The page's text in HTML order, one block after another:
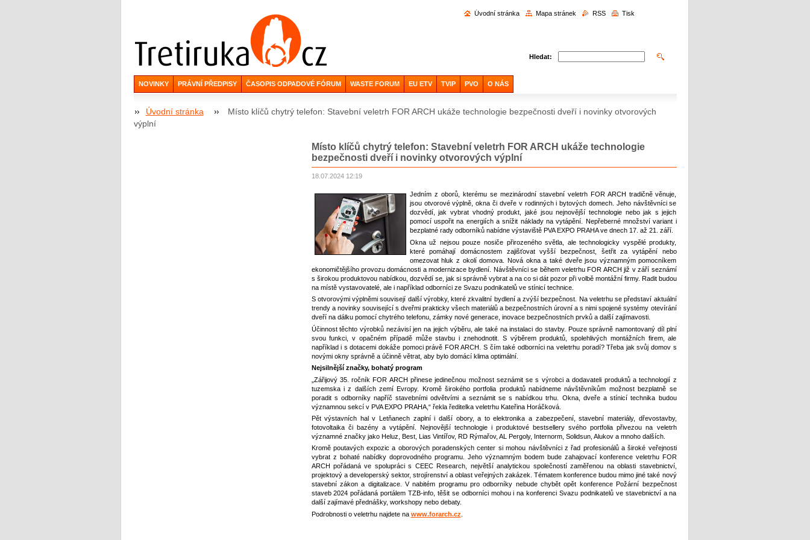
Hledat:
Úvodní stránka Mapa stránek RSS Tisk
NOVINKY PRÁVNÍ PŘEDPISY ČASOPIS ODPADOVÉ FÓRUM WASTE FORUM EU ETV TVIP PVO O NÁS
Úvodní stránka
Místo klíčů chytrý telefon: Stavební veletrh FOR ARCH ukáže technologie bezpečnosti dveří i novinky otvorových
výplní
Místo klíčů chytrý telefon: Stavební veletrh FOR ARCH ukáže technologie
bezpečnosti dveří i novinky otvorových výplní
18.07.2024 12:19
Jedním z oborů, kterému se mezinárodní stavební veletrh FOR ARCH tradičně věnuje,
jsou otvorové výplně, okna či dveře v rodinných i bytových domech. Jeho návštěvníci se
dozvědí, jak vybrat vhodný produkt, jaké jsou nejnovější technologie nebo jak s jejich
pomocí uspořit na energiích a snížit náklady na vytápění. Nepřeberné množství variant i
bezplatné rady odborníků nabídne výstaviště PVA EXPO PRAHA ve dnech 17. až 21. září.
Okna už nejsou pouze nosiče přirozeného světla, ale technologicky vyspělé produkty,
které pomáhají domácnostem zajišťovat vyšší bezpečnost, šetřit za vytápění nebo
omezovat hluk z okolí domova. Nová okna a také dveře jsou významným pomocníkem
ekonomičtějšího provozu domácnosti a modernizace bydlení. Návštěvníci se během veletrhu FOR ARCH již v září seznámí
s širokou produktovou nabídkou, dozvědí se, jak si správně vybrat a na co si dát pozor při volbě montážní firmy. Radit budou
na místě vystavovatelé, ale i například odborníci ze Svazu podnikatelů ve stínicí technice.
S otvorovými výplněmi souvisejí další výrobky, které zkvalitní bydlení a zvýší bezpečnost. Na veletrhu se představí aktuální
trendy a novinky související s dveřmi prakticky všech materiálů a bezpečnostních úrovní a s nimi spojené systémy otevírání
dveří na dálku pomocí chytrého telefonu, zámky nové generace, inovace bezpečnostních prvků a další zajímavosti.
Účinnost těchto výrobků nezávisí jen na jejich výběru, ale také na instalaci do stavby. Pouze správně namontovaný díl plní
svou funkci, v opačném případě může stavbu i znehodnotit. S výběrem produktů, spolehlivých montážních firem, ale
například i s dotacemi dokáže pomoci právě FOR ARCH. S čím také odborníci na veletrhu poradí? Třeba jak svůj domov s
novými okny správně a účinně větrat, aby bylo domácí klima optimální.
Nejsilnější značky, bohatý program
„Zářijový 35. ročník FOR ARCH přinese jedinečnou možnost seznámit se s výrobci a dodavateli produktů a technologií z
tuzemska i z dalších zemí Evropy. Kromě širokého portfolia produktů nabídneme návštěvníkům možnost bezplatně se
poradit s odborníky napříč stavebními odvětvími a seznámit se s nabídkou trhu. Okna, dveře a stínicí technika budou
významnou sekcí v PVA EXPO PRAHA,“ řekla ředitelka veletrhu Kateřina Horáčková.
Pět výstavních hal v Letňanech zaplní i další obory, a to elektronika a zabezpečení, stavební materiály, dřevostavby,
fotovoltaika či bazény a vytápění. Nejnovější technologie i produktové bestsellery svého portfolia přivezou na veletrh
významné značky jako Heluz, Best, Lias Vintířov, RD Rýmařov, AL Pergoly, Internorm, Solidsun, Alukov a mnoho dalších.
Kromě poutavých expozic a oborových poradenských center si mohou návštěvníci z řad profesionálů a široké veřejnosti
vybrat z bohaté nabídky doprovodného programu. Jeho významným bodem bude zahajovací konference veletrhu FOR
ARCH pořádaná ve spolupráci s CEEC Research, největší analytickou společností zaměřenou na oblasti stavebnictví,
projektový a developerský sektor, strojírenství a oblast veřejných zakázek. Tématem konference budou mimo jiné také nový
stavební zákon a digitalizace. V nabitém programu pro odborníky nebude chybět opět konference Požární bezpečnost
staveb 2024 pořádaná portálem TZB-info, těšit se odborníci mohou i na konferenci Svazu podnikatelů ve stavebnictví a na
další zajímavé přednášky, workshopy nebo debaty.
Podrobnosti o veletrhu najdete na www.forarch.cz